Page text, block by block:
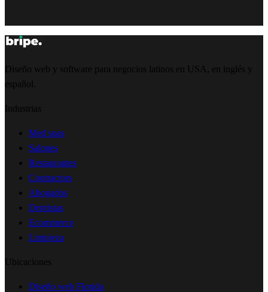
Diseño web y software para negocios latinos en USA, en inglés y
español.
Industrias
Med spas
Salones
Restaurantes
Contractors
Abogados
Dentistas
Ecommerce
Limpieza
Ubicaciones
Diseño web Florida